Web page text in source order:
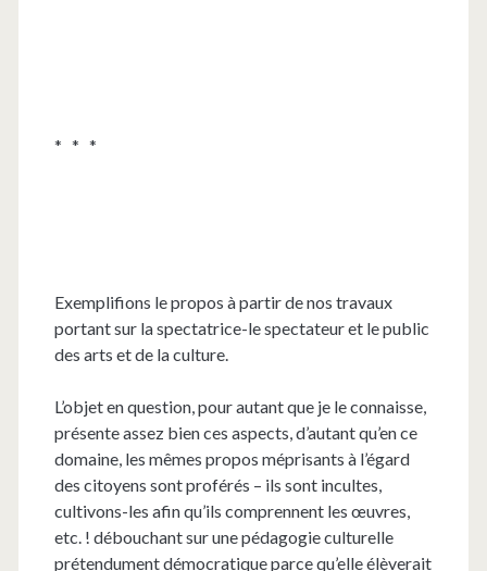
* * *
Exemplifions le propos à partir de nos travaux
portant sur la spectatrice-le spectateur et le public
des arts et de la culture.
L’objet en question, pour autant que je le connaisse,
présente assez bien ces aspects, d’autant qu’en ce
domaine, les mêmes propos méprisants à l’égard
des citoyens sont proférés – ils sont incultes,
cultivons-les afin qu’ils comprennent les œuvres,
etc. ! débouchant sur une pédagogie culturelle
prétendument démocratique parce qu’elle élèverait